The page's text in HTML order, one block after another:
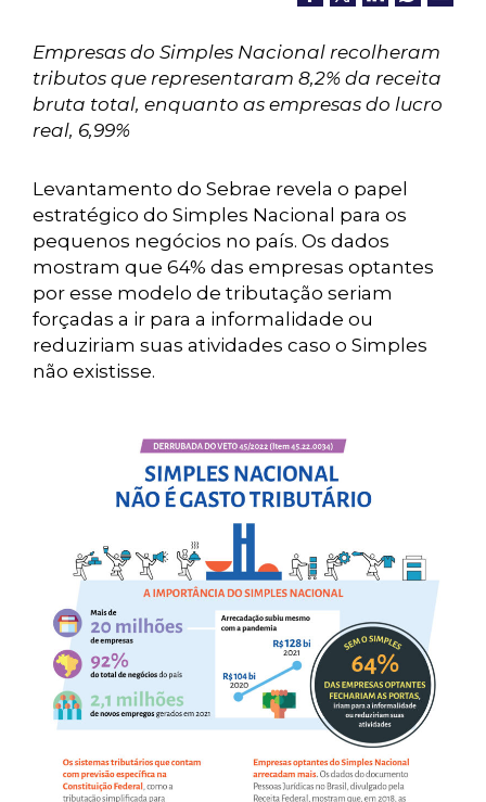
Empresas do Simples Nacional recolheram
tributos que representaram 8,2% da receita
bruta total, enquanto as empresas do lucro
real, 6,99%
Levantamento do Sebrae revela o papel
estratégico do Simples Nacional para os
pequenos negócios no país. Os dados
mostram que 64% das empresas optantes
por esse modelo de tributação seriam
forçadas a ir para a informalidade ou
reduziriam suas atividades caso o Simples
não existisse.